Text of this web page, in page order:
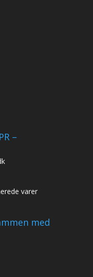
–
varer
med